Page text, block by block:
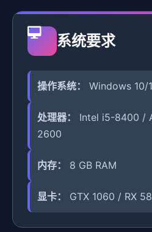
系统要求
操作系统： Windows 10/
处理器：
Intel i5-8400 /
2600
内存： 8 GB RAM
显卡： GTX 1060 / RX